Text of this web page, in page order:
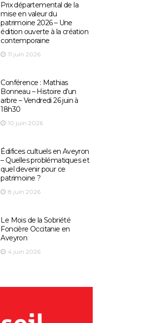
Prix départemental de la
mise en valeur du
patrimoine 2026 – Une
édition ouverte à la création
contemporaine
11 juin 2026
Conférence : Mathias
Bonneau – Histoire d’un
arbre – Vendredi 26 juin à
18h30
10 juin 2026
Édifices cultuels en Aveyron
– Quelles problématiques et
quel devenir pour ce
patrimoine ?
8 juin 2026
Le Mois de la Sobriété
Foncière Occitanie en
Aveyron
4 juin 2026